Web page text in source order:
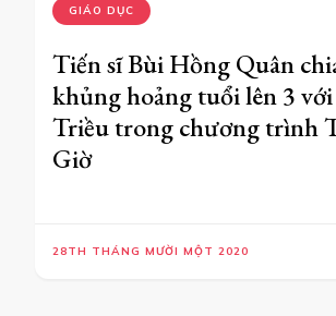
GIÁO DỤC
Tiến sĩ Bùi Hồng Quân
khủng hoảng tuổi lên 3
Triều trong chương trình
Giờ
28TH THÁNG MƯỜI MỘT 2020